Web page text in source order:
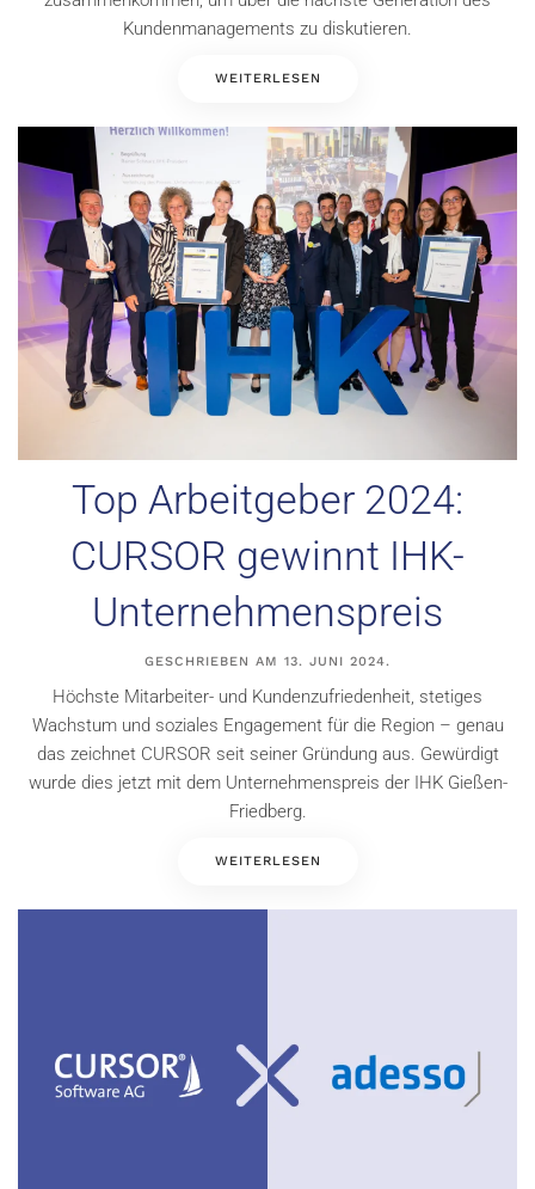
Kundenmanagements zu diskutieren.
WEITERLESEN
Top Arbeitgeber 2024:
CURSOR gewinnt IHK-
Unternehmenspreis
GESCHRIEBEN AM 13. JUNI 2024.
Höchste Mitarbeiter- und Kundenzufriedenheit, stetiges
Wachstum und soziales Engagement für die Region – genau
das zeichnet CURSOR seit seiner Gründung aus. Gewürdigt
wurde dies jetzt mit dem Unternehmenspreis der IHK Gießen-
Friedberg.
WEITERLESEN